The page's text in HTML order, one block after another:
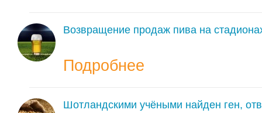
Возвращение продаж пива на
Подробнее
Шотландскими учёными найден ген,